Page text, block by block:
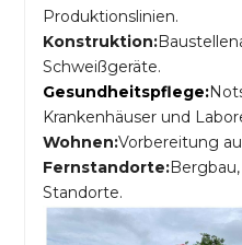
Produktionslinien.
Konstruktion:
Schweißgeräte.
Gesundheitspflege:
Krankenhäuser und
Wohnen:Vorbereitung
Fernstandorte:
Standorte.